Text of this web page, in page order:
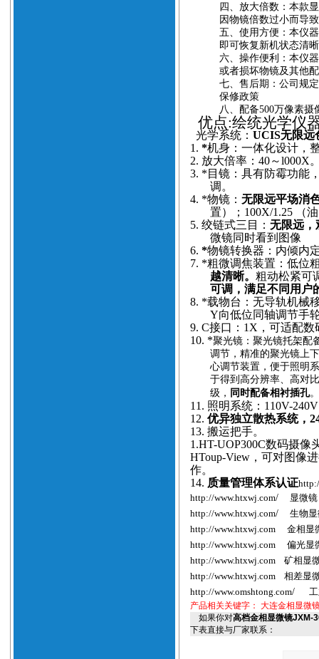
四、放大倍数：本款
因物镜倍数过小而导
五、使用方便：本仪
即可恢复新机状态清
六、操作便利：本仪器
或者损坏物镜及其他
七、售后期：公司规
保修政策
八、 配备500万像素摄
优点:绘统光学仪
光学系统： UCIS无限远
1. *机身：一体化设计，
2. 放大倍率：40～l000X
3. *目镜：具有防霉功能
调。
4. *物镜： 无限远平场消
置）；100X/1.25 （
5. 绞链式三目： 无限远，
微镜同时看到图像
6. *物镜转换器：内倾内
7. *粗微调焦装置：低位
越清晰。 粗动松紧可
可调，满足不同用户
8. *载物台：无导轨机械
Y向低位同轴调节手
9. C接口：1X，可适配
10. *聚光镜：聚光镜托架配
调节，精准的聚光镜上
心调节装置，便于照明
于得到高分辨率、高对
级， 同时配备相衬插孔。
11. 照明系统：110V-
12. 优异独立散热系统，
13. 搬运把手。
1.HT-UOP300C数码摄像
HToup-View，可对图像
作。
14. 质量管理体系认证
http://www.htxwj.com/
显微镜
http://www.htxwj.com/
生物
http://www.htxwj.com
金相显
http://www.htxwj.com
偏光显
http://www.htxwj.com
矿相显
http://www.htxwj.com
相差显
http://www.omshtong.com/
产品相关关键字： 大连金相显微
如果你对高档金相显微镜JXM-
下表直接与厂家联系：